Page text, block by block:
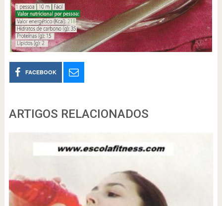
FACEBOOK
ARTIGOS RELACIONADOS